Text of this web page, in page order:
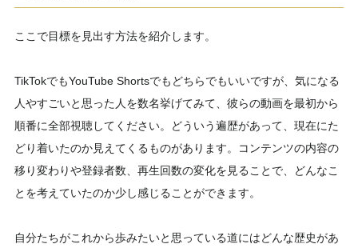
ここで目標を見出す方法を紹介します。
TikTokでもYouTube Shortsでもどちらでもいいですが、気になる
人やすごいと思った人を数名挙げてみて、彼らの動画を最初から
順番に全部視聴してください。どういう遍歴があって、現在にた
どり着いたのか見えてくるものがあります。コンテンツの内容の
移り変わりや登録者数、再生回数の変化を見ることで、どんなこ
とを考えていたのか少し感じることができます。
自分たちがこれから歩みたいと思っている道にはどんな歴史があ